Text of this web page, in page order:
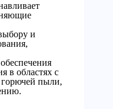
и
в областях с
пыли,